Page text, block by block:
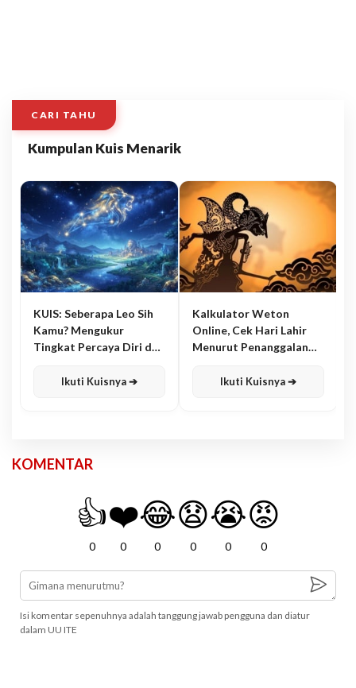
CARI TAHU
Kumpulan Kuis Menarik
KUIS: Seberapa Leo Sih
Kamu? Mengukur
Tingkat Percaya Diri dan
Ikuti Kuisnya ➔
Kalkulator Weton
Online, Cek Hari Lahir
Menurut Penanggalan
Ikuti Kuisnya ➔
KOMENTAR
👍
0
❤️
0
😂
0
😧
0
😭
0
😡
0
Isi komentar sepenuhnya adalah tanggung jawab pengguna dan diatur
dalam UU ITE